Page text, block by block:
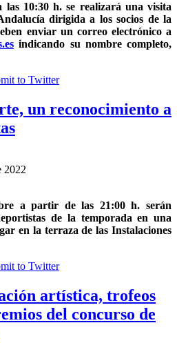
las 10:30 h. se realizará una visita
dirigida a los socios de la
enviar un correo electrónico a
indicando su nombre completo,
un reconocimiento a
2022
a partir de las 21:00 h. serán
de la temporada en una
en la terraza de las Instalaciones
artística, trofeos
del concurso de